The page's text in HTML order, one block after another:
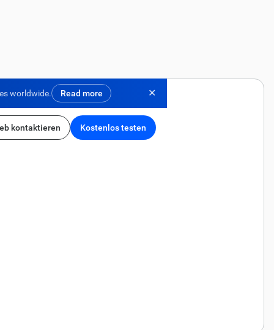
worldwide. Read more ✕
kontaktieren Kostenlos testen